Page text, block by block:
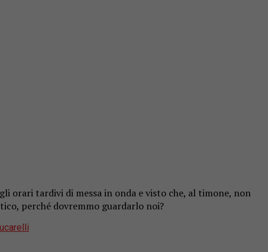
orari tardivi di messa in onda e visto che, al timone, non
perché dovremmo guardarlo noi?